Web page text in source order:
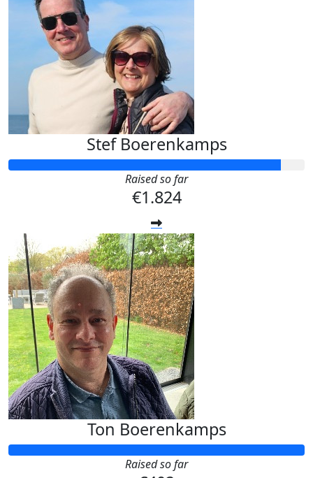
Stef Boerenkamps
Raised so far
€1.824
Ton Boerenkamps
Raised so far